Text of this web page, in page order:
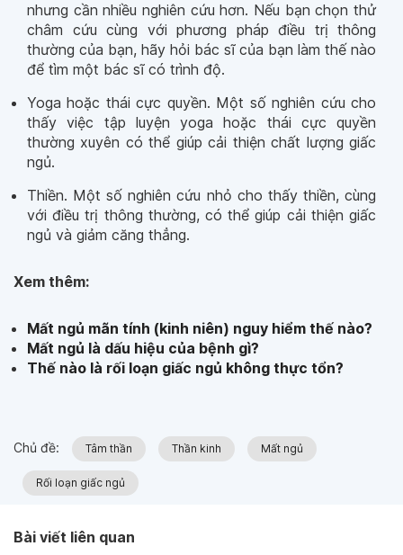
nhưng cần nhiều nghiên cứu hơn. Nếu bạn chọn thử
châm cứu cùng với phương pháp điều trị thông
thường của bạn, hãy hỏi bác sĩ của bạn làm thế nào
để tìm một bác sĩ có trình độ.
Yoga hoặc thái cực quyền. Một số nghiên cứu cho
thấy việc tập luyện yoga hoặc thái cực quyền
thường xuyên có thể giúp cải thiện chất lượng giấc
ngủ.
Thiền. Một số nghiên cứu nhỏ cho thấy thiền, cùng
với điều trị thông thường, có thể giúp cải thiện giấc
ngủ và giảm căng thẳng.
Xem thêm:
Mất ngủ mãn tính (kinh niên) nguy hiểm thế nào?
Mất ngủ là dấu hiệu của bệnh gì?
Thế nào là rối loạn giấc ngủ không thực tổn?
Chủ đề: Tâm thần Thần kinh Mất ngủ
Rối loạn giấc ngủ
Bài viết liên quan